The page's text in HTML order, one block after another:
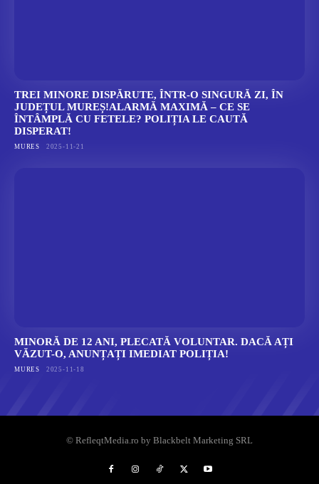
TREI MINORE DISPĂRUTE, ÎNTR-O SINGURĂ ZI, ÎN
JUDEȚUL MUREȘ!ALARMĂ MAXIMĂ – CE SE
ÎNTÂMPLĂ CU FETELE? POLIȚIA LE CAUTĂ
DISPERAT!
MURES 2025-11-21
MINORĂ DE 12 ANI, PLECATĂ VOLUNTAR. DACĂ AȚI
VĂZUT-O, ANUNȚAȚI IMEDIAT POLIȚIA!
MURES 2025-11-18
© RefleqtMedia.ro by Blackbelt Marketing SRL